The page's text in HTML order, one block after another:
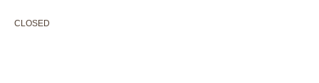
CLOSED